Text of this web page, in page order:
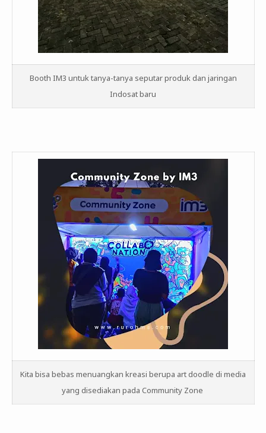
Booth IM3 untuk tanya-tanya seputar produk dan jaringan
Indosat baru
Kita bisa bebas menuangkan kreasi berupa art doodle di media
yang disediakan pada Community Zone